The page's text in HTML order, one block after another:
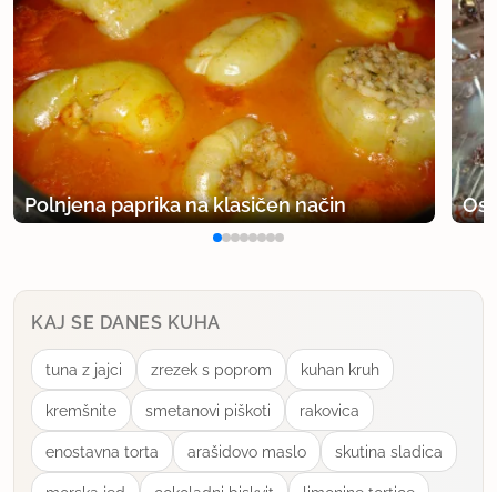
Polnjena paprika na klasičen način
KAJ SE DANES KUHA
tuna z jajci zrezek s poprom kuhan kruh
kremšnite smetanovi piškoti rakovica
enostavna torta arašidovo maslo skutina sladica